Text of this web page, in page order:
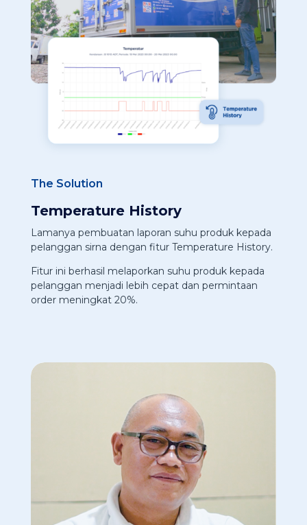
The Solution
Temperature History
Lamanya pembuatan laporan suhu produk kepada
pelanggan sirna dengan fitur Temperature History.
Fitur ini berhasil melaporkan suhu produk kepada
pelanggan menjadi lebih cepat dan permintaan
order meningkat 20%.